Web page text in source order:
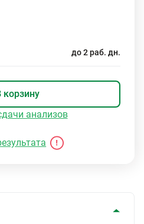
до 2 раб. дн.
корзину
анализов